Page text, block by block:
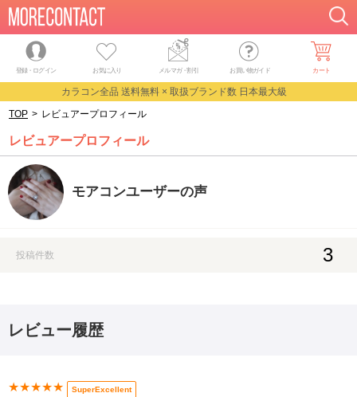
登録・ログイン お気に入り メルマガ・割引 お買い物ガイド カート
カラコン全品 送料無料 × 取扱ブランド数 日本最大級
TOP > レビュアープロフィール
レビュアープロフィール
モアコンユーザーの声
投稿件数 3
レビュー履歴
★★★★★ SuperExcellent